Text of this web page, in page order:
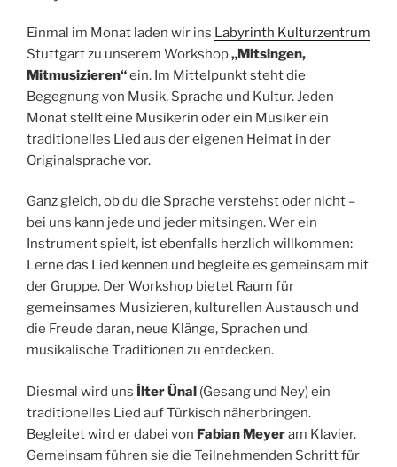
Einmal im Monat laden wir ins Labyrinth Kulturzentrum
Stuttgart zu unserem Workshop„Mitsingen,
Mitmusizieren“ein. Im Mittelpunkt steht die
Begegnung von Musik, Sprache und Kultur. Jeden
Monat stellt eine Musikerin oder ein Musiker ein
traditionelles Lied aus der eigenen Heimat in der
Originalsprache vor.
Ganz gleich, ob du die Sprache verstehst oder nicht –
bei uns kann jede und jeder mitsingen. Wer ein
Instrument spielt, ist ebenfalls herzlich willkommen:
Lerne das Lied kennen und begleite es gemeinsam mit
der Gruppe. Der Workshop bietet Raum für
gemeinsames Musizieren, kulturellen Austausch und
die Freude daran, neue Klänge, Sprachen und
musikalische Traditionen zu entdecken.
Diesmal wird uns İlter Ünal (Gesang und Ney) ein
traditionelles Lied auf Türkisch näherbringen.
Begleitet wird er dabei von Fabian Meyeram Klavier.
Gemeinsam führen sie die Teilnehmenden Schritt für